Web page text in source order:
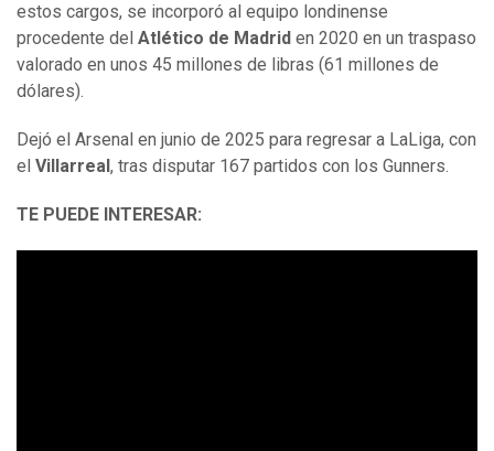
estos cargos, se incorporó al equipo londinense
procedente del Atlético de Madrid en 2020 en un traspaso
valorado en unos 45 millones de libras (61 millones de
dólares).
Dejó el Arsenal en junio de 2025 para regresar a LaLiga, con
el Villarreal , tras disputar 167 partidos con los Gunners.
TE PUEDE INTERESAR: